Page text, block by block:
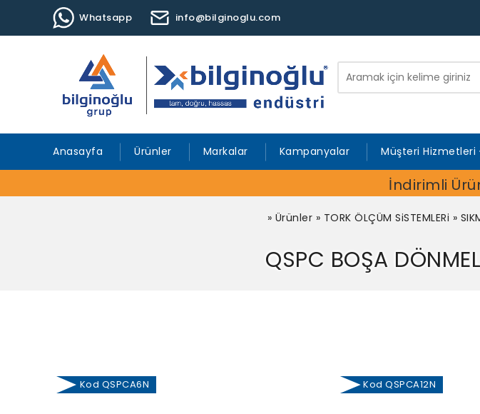
Whatsapp info@bilginoglu.com
Anasayfa Ürünler Markalar Kampanyalar Müşteri Hizmetleri
İndirimli
» Ürünler » TORK ÖLÇÜM SiSTEMLERi »
QSPC BOŞA
Kod QSPCA6N Kod QSPCA12N